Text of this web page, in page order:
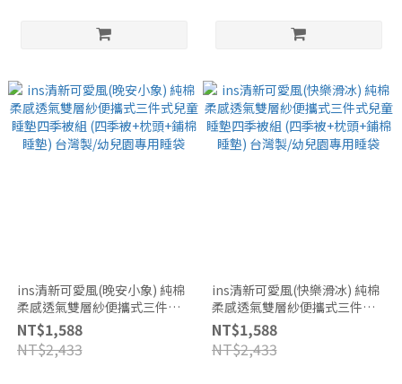
ins清新可愛風(晚安小象) 純棉
柔感透氣雙層紗便攜式三件式
兒童睡墊四季被組 (四季被+枕
頭+鋪棉睡墊) 台灣製/幼兒園專
用睡袋
NT$1,588
NT$2,433
ins清新可愛風(快樂滑冰) 純棉
柔感透氣雙層紗便攜式三件式
兒童睡墊四季被組 (四季被+枕
頭+鋪棉睡墊) 台灣製/幼兒園專
用睡袋
NT$1,588
NT$2,433